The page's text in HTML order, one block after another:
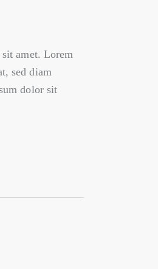
amet. Lorem
sed diam
dolor sit